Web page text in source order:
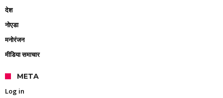
देश
नोएडा
मनोरंजन
मीडिया समाचार
META
Log in